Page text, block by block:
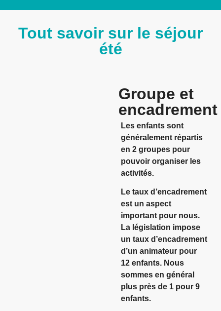
Tout savoir sur le séjour
été
Groupe et
encadrement
Les enfants sont
généralement répartis
en 2 groupes pour
pouvoir organiser les
activités.
Le taux d’encadrement
est un aspect
important pour nous.
La législation impose
un taux d’encadrement
d’un animateur pour
12 enfants. Nous
sommes en général
plus près de 1 pour 9
enfants.